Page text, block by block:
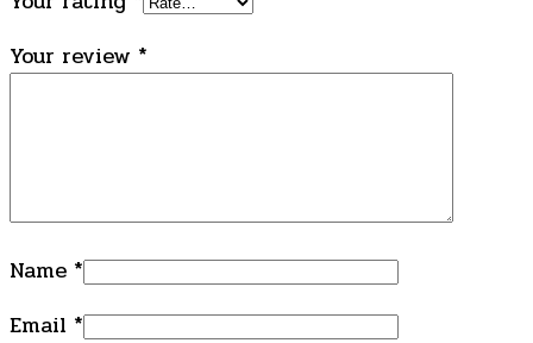
Your review *
Name *
Email *